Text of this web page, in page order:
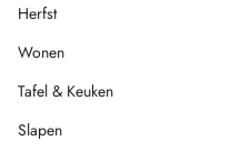
Herfst
Wonen
Tafel & Keuken
Slapen